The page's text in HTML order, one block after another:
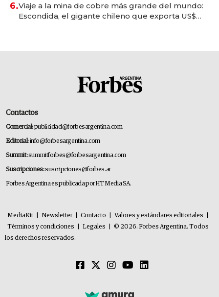
6.Viaje a la mina de cobre más grande del mundo:
Escondida, el gigante chileno que exporta US$
Contactos
Comercial:publicidad@forbesargentina.com
Editorial:info@forbesargentina.com
Summit:summitforbes@forbesargentina.com
Suscripciones:suscripciones@forbes.ar
Forbes Argentina es publicada por HT Media SA.
MediaKit Newsletter Contacto Valores y estándares editoriales
Términos y condiciones
Legales
© 2026. Forbes Argentina. Todos
los derechos reservados.